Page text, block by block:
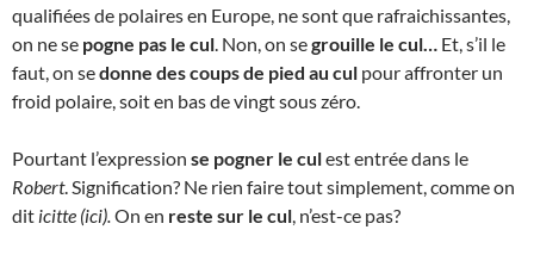
qualifiées de polaires en Europe, ne sont que rafraichissantes,
on ne se pogne pas le cul. Non, on segrouille le cul… Et, s’il le
faut, on sedonne des coups de pied au cul pour affronter un
froid polaire, soit en bas de vingt sous zéro.
Pourtant l’expression se pogner le culest entrée dans le
Robert. Signification? Ne rien faire tout simplement, comme on
dit icitte (ici).On en reste sur le cul, n’est-ce pas?